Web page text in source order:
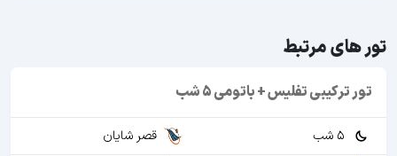
تور های مرتبط
تور ترکیبی تفلیس + باتومی 5 شب
5 شب
قصر شایان